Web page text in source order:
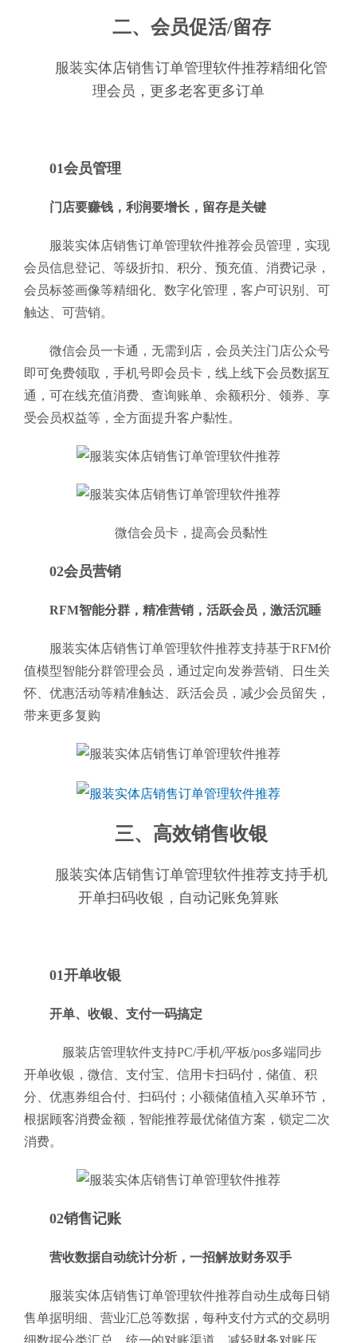
二、会员促活/留存
服装实体店销售订单管理软件推荐精细化管
理会员，更多老客更多订单
01会员管理
门店要赚钱，利润要增长，留存是关键
服装实体店销售订单管理软件推荐会员管理，实现
会员信息登记、等级折扣、积分、预充值、消费记录，
会员标签画像等精细化、数字化管理，客户可识别、可
触达、可营销。
微信会员一卡通，无需到店，会员关注门店公众号
即可免费领取，手机号即会员卡，线上线下会员数据互
通，可在线充值消费、查询账单、余额积分、领券、享
受会员权益等，全方面提升客户黏性。
微信会员卡，提高会员黏性
02会员营销
RFM智能分群，精准营销，活跃会员，激活沉睡
服装实体店销售订单管理软件推荐支持基于RFM价
值模型智能分群管理会员，通过定向发券营销、日生关
怀、优惠活动等精准触达、跃活会员，减少会员留失，
带来更多复购
三、高效销售收银
服装实体店销售订单管理软件推荐支持手机
开单扫码收银，自动记账免算账
01开单收银
开单、收银、支付一码搞定
服装店管理软件支持PC/手机/平板/pos多端同步
开单收银，微信、支付宝、信用卡扫码付，储值、积
分、优惠券组合付、扫码付；小额储值植入买单环节，
根据顾客消费金额，智能推荐最优储值方案，锁定二次
消费。
02销售记账
营收数据自动统计分析，一招解放财务双手
服装实体店销售订单管理软件推荐自动生成每日销
售单据明细、营业汇总等数据，每种支付方式的交易明
细数据分类汇总，统一的对账渠道，减轻财务对账压